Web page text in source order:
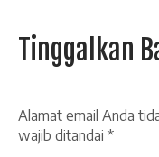
Tinggalkan
Alamat email Anda
wajib ditandai *